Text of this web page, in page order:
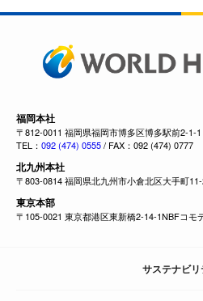
福岡本社
〒812-0011 福岡県福岡市博多区博多駅前2-1-
TEL： 092 (474) 0555/ FAX：092 (474) 0777
北九州本社
〒803-0814 福岡県北九州市小倉北区大手町
東京本部
〒105-0021 東京都港区東新橋2-14-1NBFコモ
サステナビリ